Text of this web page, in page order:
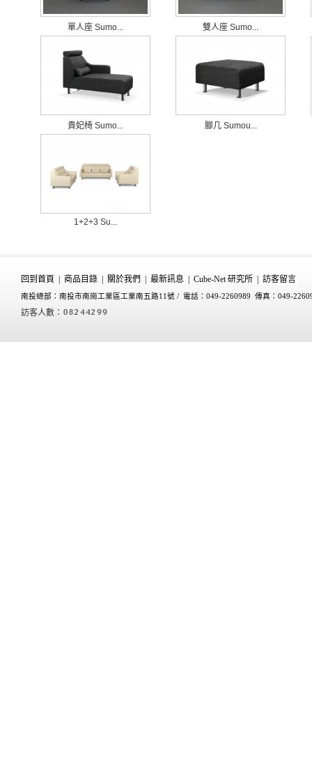
單人座 Sumo... 雙人座 Sumo...
貴妃椅 Sumo... 腳几 Sumou...
1+2+3 Su...
回到首頁 商品目錄 關於我們 最新訊息 Cube-Net 研究所 訪客留言
南投總部：南投市南崗工業區工業南五路11號 / 電話：049-2260989 傳真：049-
訪客人數：